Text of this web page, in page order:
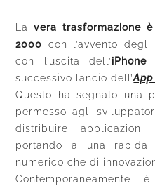
Lavera trasformazione
2000 con l’avvento
con l’uscita dell’
successivo lancio dell’
Questo ha segnato una
permesso agli
distribuire applicazioni
portando a una
numerico che di